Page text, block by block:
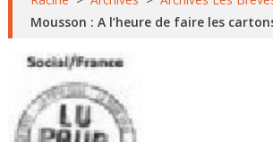
Mousson : A l’heure de faire les